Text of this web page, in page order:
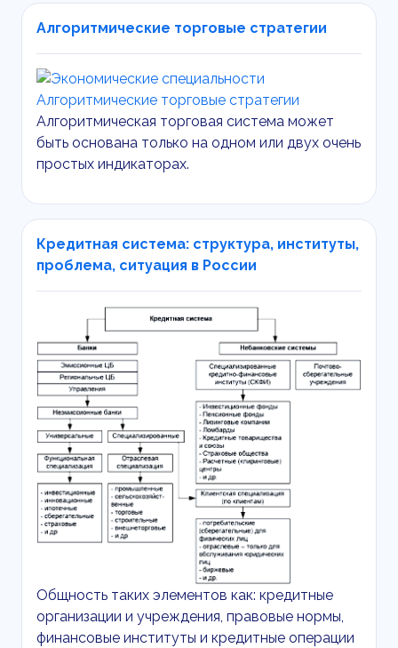
Алгоритмические торговые стратегии
Алгоритмическая торговая система может
быть основана только на одном или двух очень
простых индикаторах.
Кредитная система: структура, институты,
проблема, ситуация в России
Общность таких элементов как: кредитные
организации и учреждения, правовые нормы,
финансовые институты и кредитные операции